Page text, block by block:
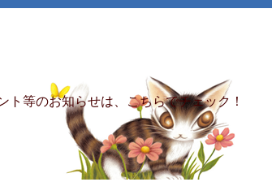
等のお知らせは、こちらでチェック！